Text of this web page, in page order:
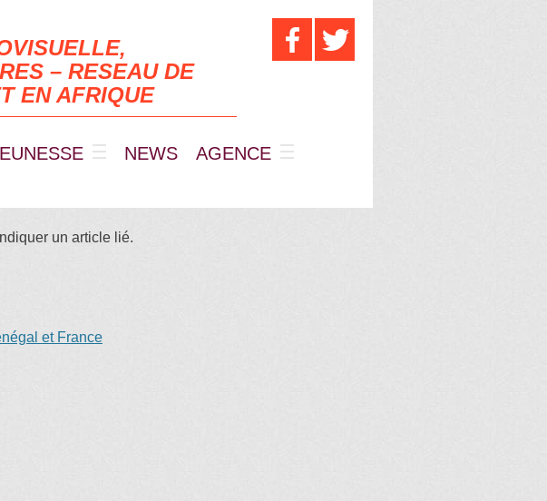
– RESEAU DE
EN AFRIQUE
NEWS AGENCE
un article lié.
et France